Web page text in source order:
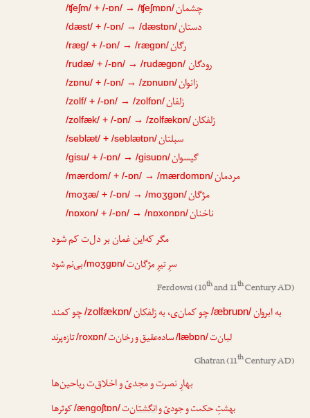
/ʧeʃm/ + /-ɒn/ → /ʧeʃmɒn/چشمان
/dæst/ + /-ɒn/ → /dæstɒn/دستان
/ræg/ + /-ɒn/ → /rægɒn/رگان
/rudæ/ + /-ɒn/ → /rudægɒn/ رودگان
/zɒnu/ + /-ɒn/ → /zɒnuɒn/زانوان
/zolf/ + /-ɒn/ → /zolfɒn/زلفان
/zolfæk/ + /-ɒn/ → /zolfækɒn/زلفکان
/seblæt/ + /seblætɒn/سبلتان
/gisu/ + /-ɒn/ → /gisuɒn/گیسوان
/mærdom/ + /-ɒn/ → /mærdomɒn/مردمان
/moʒæ/ + /-ɒn/ → /moʒgɒn/مژگان
/nɒxon/ + /-ɒn/ → /nɒxonɒn/ناخنان
مگر که‌این غمان بر دل‌ت کم شود
سرِ تیرِمژگان‌ت/moʒgɒn/بی‌نم شود
Ferdowsi(10thand 11thCentury AD)
بهابروان/æbruɒn/چو کمان‌ی، بهزلفکان/zolfækɒn/چو کمند
لبان‌ت/læbɒn/ساده‌عقیق ورخان‌ت/roxɒn/تازه‌پرند
Ghatran(11thCentury AD)
بهارِ نصرت و مجدیّ و اخلاق‌ت ریاحین‌ها
بهشتِ حکمت و جودیّ وانگشتان‌ت/ængoʃtɒn/کوثرها